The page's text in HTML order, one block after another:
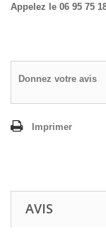
Appelez le 06 95 75
Donnez votre avis
Imprimer
AVIS